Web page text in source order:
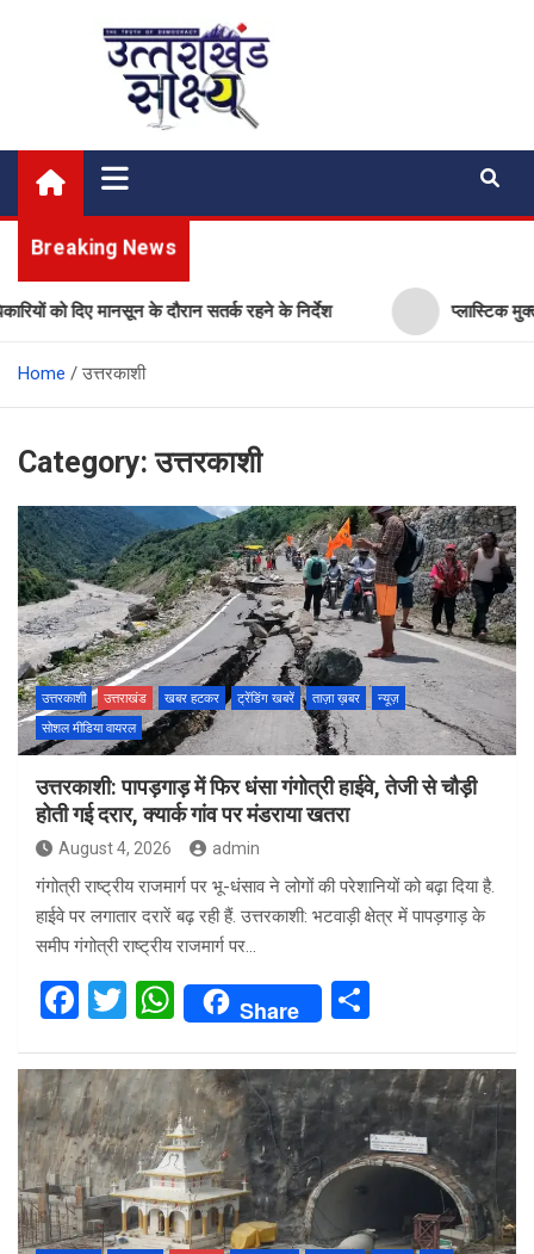
Uttarakhand Shakshya
My News Portal
Breaking News
मानसून के दौरान सतर्क रहने के निर्देश प्लास्टिक मुक्त उत्तराखंड
Home उत्तरकाशी
Category:उत्तरकाशी
उत्तरकाशी उत्तराखंड खबर हटकर ट्रेंडिंग खबरें ताज़ा ख़बर
न्यूज़
सोशल मीडिया वायरल
उत्तरकाशी: पापड़गाड़ में फिर धंसा गंगोत्री हाईवे, तेजी से चौड़ी
होती गई दरार, क्यार्क गांव पर मंडराया खतरा
August 4, 2026 admin
गंगोत्री राष्ट्रीय राजमार्ग पर भू-धंसाव ने लोगों की परेशानियों को बढ़ा दिया है.
हाईवे पर लगातार दरारें बढ़ रही हैं. उत्तरकाशी: भटवाड़ी क्षेत्र में पापड़गाड़ के
समीप गंगोत्री राष्ट्रीय राजमार्ग पर…
F
ce
b
o
o
k
T
tt
er
W
h
at
s
A
p
p
Share
ar
e